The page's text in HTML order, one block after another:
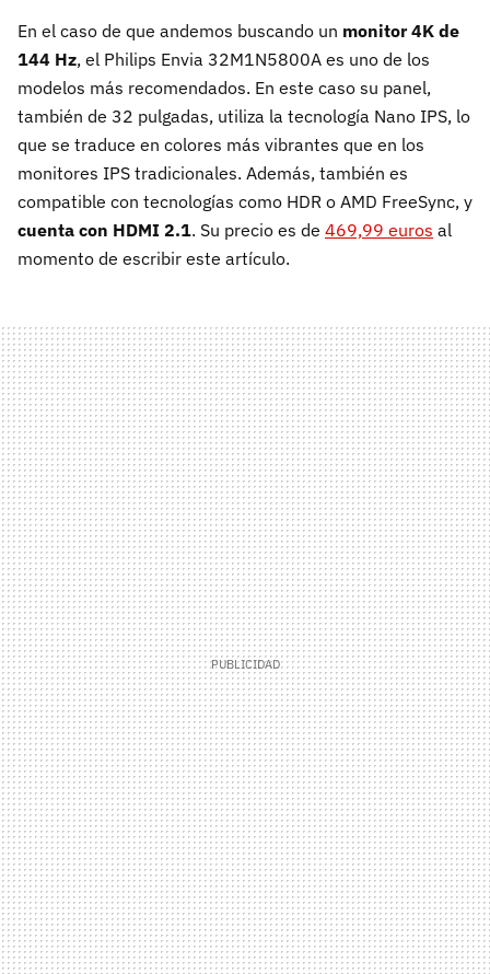
En el caso de que andemos buscando un monitor 4K de
144 Hz, el Philips Envia 32M1N5800A es uno de los
modelos más recomendados. En este caso su panel,
también de 32 pulgadas, utiliza la tecnología Nano IPS, lo
que se traduce en colores más vibrantes que en los
monitores IPS tradicionales. Además, también es
compatible con tecnologías como HDR o AMD FreeSync, y
cuenta con HDMI 2.1. Su precio es de 469,99 euros al
momento de escribir este artículo.